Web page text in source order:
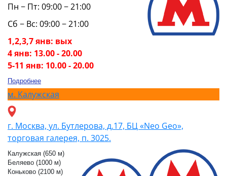
Пн − Пт: 09:00 − 21:00
Сб − Вс: 09:00 − 21:00
1,2,3,7 янв: вых
4 янв: 13.00 - 20.00
5-11 янв: 10.00 - 20.00
Подробнее
м. Калужская
г. Москва, ул. Бутлерова, д.17, БЦ «Neo Geo»,
торговая галерея, п. 3025.
Калужская (650 м)
Беляево (1000 м)
Коньково (2100 м)